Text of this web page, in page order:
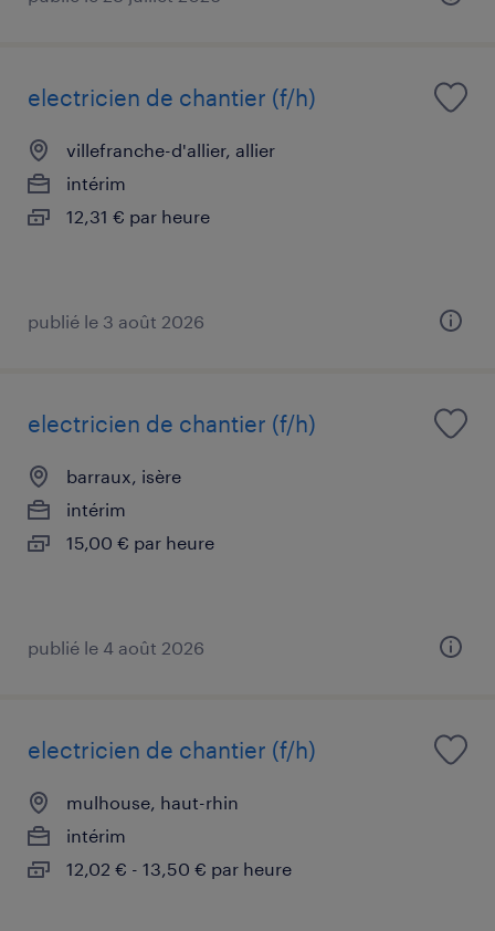
electricien de chantier (f/h)
villefranche-d'allier, allier
intérim
12,31 € par heure
publié le 3 août 2026
electricien de chantier (f/h)
barraux, isère
intérim
15,00 € par heure
publié le 4 août 2026
electricien de chantier (f/h)
mulhouse, haut-rhin
intérim
12,02 € - 13,50 € par heure